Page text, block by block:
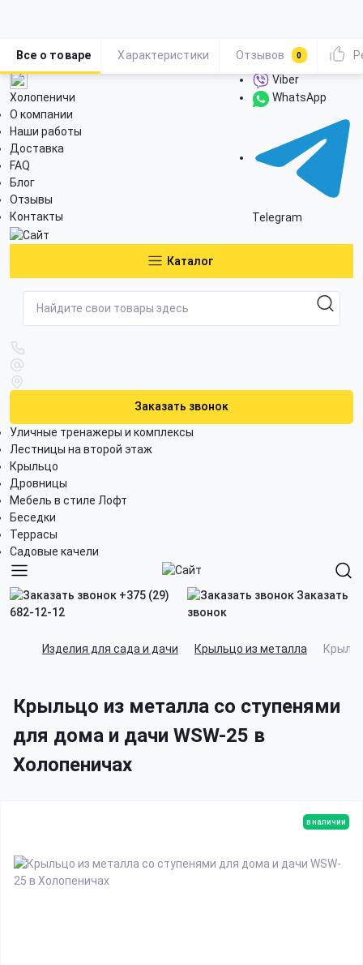
Холопеничи
О компании
Наши работы
Доставка
FAQ
Блог
Отзывы
Контакты
Viber
WhatsApp
Telegram
Каталог
Заказать звонок
Уличные тренажеры и комплексы
Лестницы на второй этаж
Крыльцо
Дровницы
Мебель в стиле Лофт
Беседки
Террасы
Садовые качели
+375 (29)
682-12-12
Заказать
звонок
Изделия для сада и дачи Крыльцо из металла
Крыльцо из металла со ступенями
для дома и дачи WSW-25 в
Холопеничах
Все о товаре Характеристики Отзывов 0
в наличии